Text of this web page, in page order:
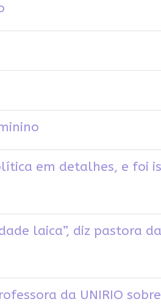
em detalhes, e foi
laica”, diz pastora
da UNIRIO sobre